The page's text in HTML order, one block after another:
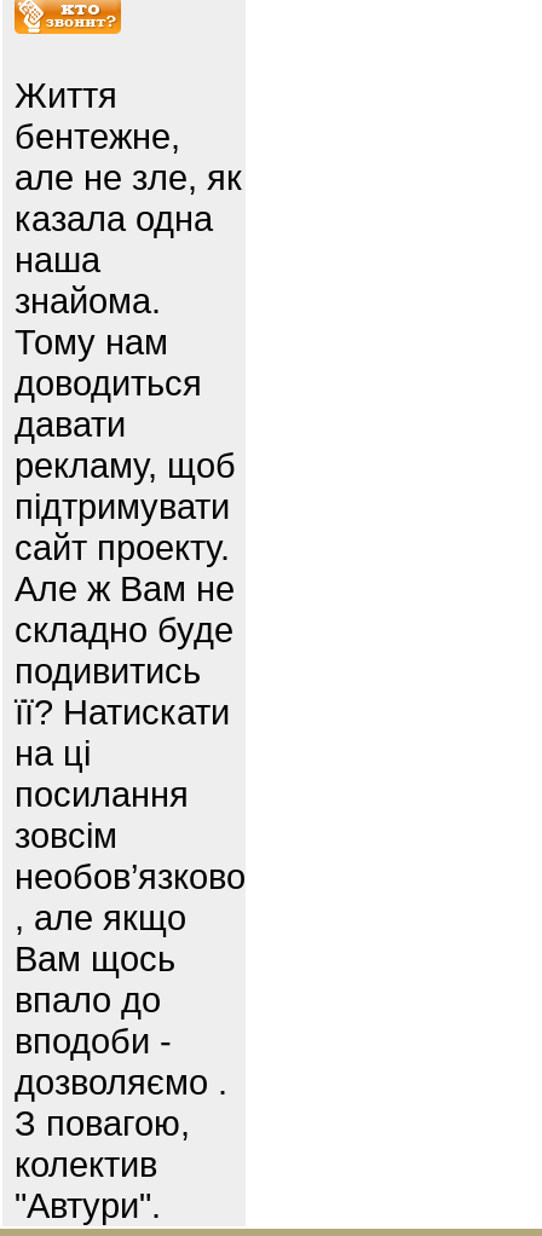
Життя
бентежне,
але не зле, як
казала одна
наша
знайома.
Тому нам
доводиться
давати
рекламу, щоб
підтримувати
сайт проекту.
Але ж Вам не
складно буде
подивитись
її? Натискати
на ці
посилання
зовсім
необов’язково
, але якщо
Вам щось
впало до
вподоби -
дозволяємо .
З повагою,
колектив
"Автури".